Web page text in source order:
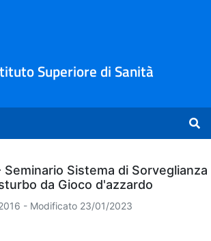
Superiore di Sanità
Sistema di Sorveglianza
da Gioco d'azzardo
- Modificato 23/01/2023